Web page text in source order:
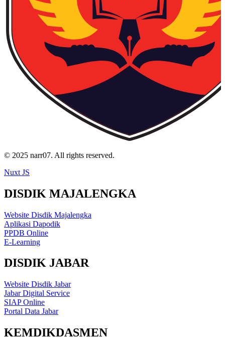
© 2025 narr07. All rights reserved.
Nuxt JS
DISDIK MAJALENGKA
Website Disdik Majalengka
Aplikasi Dapodik
PPDB Online
E-Learning
DISDIK JABAR
Website Disdik Jabar
Jabar Digital Service
SIAP Online
Portal Data Jabar
KEMDIKDASMEN